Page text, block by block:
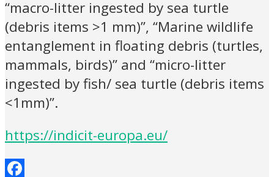
“macro-litter ingested by sea turtle
(debris items >1 mm)”, “Marine wildlife
entanglement in floating debris (turtles,
mammals, birds)” and “micro-litter
ingested by fish/ sea turtle (debris items
<1mm)”.
https://indicit-europa.eu/